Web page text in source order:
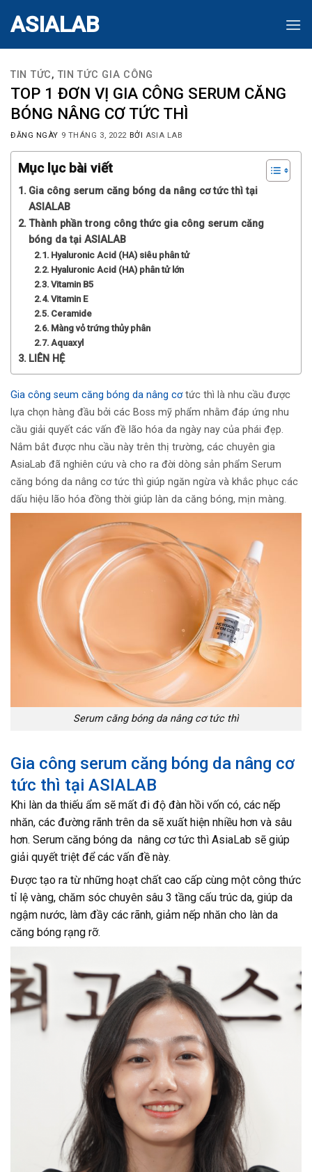
ASIALAB
TIN TỨC,TIN TỨC GIA CÔNG
TOP 1 ĐƠN VỊ GIA CÔNG SERUM CĂNG
BÓNG NÂNG CƠ TỨC THÌ
ĐĂNG NGÀY 9 THÁNG 3, 2022 BỞI ASIA LAB
Mục lục bài viết
Gia công serum căng bóng da nâng cơ tức thì tại
ASIALAB
Thành phần trong công thức gia công serum căng
bóng da tại ASIALAB
Hyaluronic Acid (HA) siêu phân tử
Hyaluronic Acid (HA) phân tử lớn
Vitamin B5
Vitamin E
Ceramide
Màng vỏ trứng thủy phân
Aquaxyl
LIÊN HỆ
Gia công seum căng bóng da nâng cơtức thì là nhu cầu được
lựa chọn hàng đầu bởi các Boss mỹ phẩm nhằm đáp ứng nhu
cầu giải quyết các vấn đề lão hóa da ngày nay của phái đẹp.
Nắm bắt được nhu cầu này trên thị trường, các chuyên gia
AsiaLab đã nghiên cứu và cho ra đời dòng sản phẩm Serum
căng bóng da nâng cơ tức thì giúp ngăn ngừa và khắc phục các
dấu hiệu lão hóa đồng thời giúp làn da căng bóng, mịn màng.
Serum căng bóng da nâng cơ tức thì
Gia công serum căng bóng da nâng cơ
tức thì tại ASIALAB
Khi làn da thiếu ẩm sẽ mất đi độ đàn hồi vốn có, các nếp
nhăn, các đường rãnh trên da sẽ xuất hiện nhiều hơn và sâu
hơn. Serum căng bóng da nâng cơ tức thì AsiaLab sẽ giúp
giải quyết triệt để các vấn đề này.
Được tạo ra từ những hoạt chất cao cấp cùng một công thức
tỉ lệ vàng, chăm sóc chuyên sâu 3 tầng cấu trúc da, giúp da
ngậm nước, làm đầy các rãnh, giảm nếp nhăn cho làn da
căng bóng rạng rỡ.